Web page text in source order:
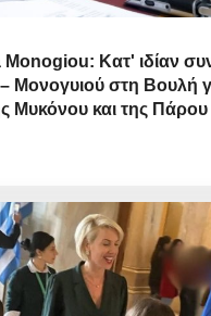
Monogiou: Κατ' ιδίαν
Μονογυιού στη Βουλή
Μυκόνου και της Πάρου